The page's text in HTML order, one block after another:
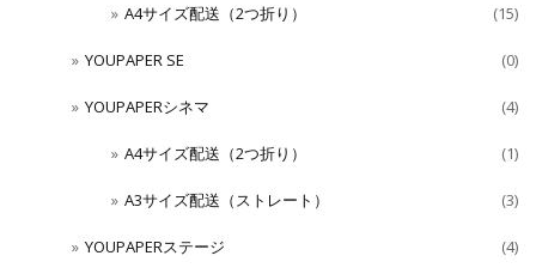
A4サイズ配送（2つ折り） (15)
YOUPAPER SE (0)
YOUPAPERシネマ (4)
A4サイズ配送（2つ折り） (1)
A3サイズ配送（ストレート） (3)
YOUPAPERステージ (4)